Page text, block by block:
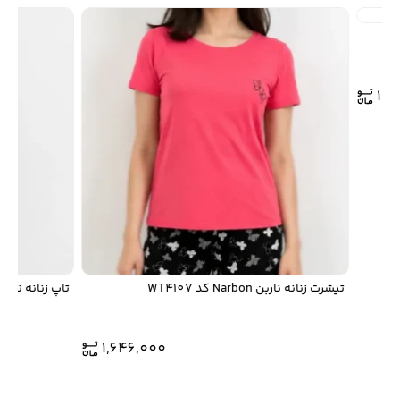
تیشرت زنانه ناربن Narbon کد WT4107
1,646,000
تاپ زنانه ناربن Narbon کد WT4102